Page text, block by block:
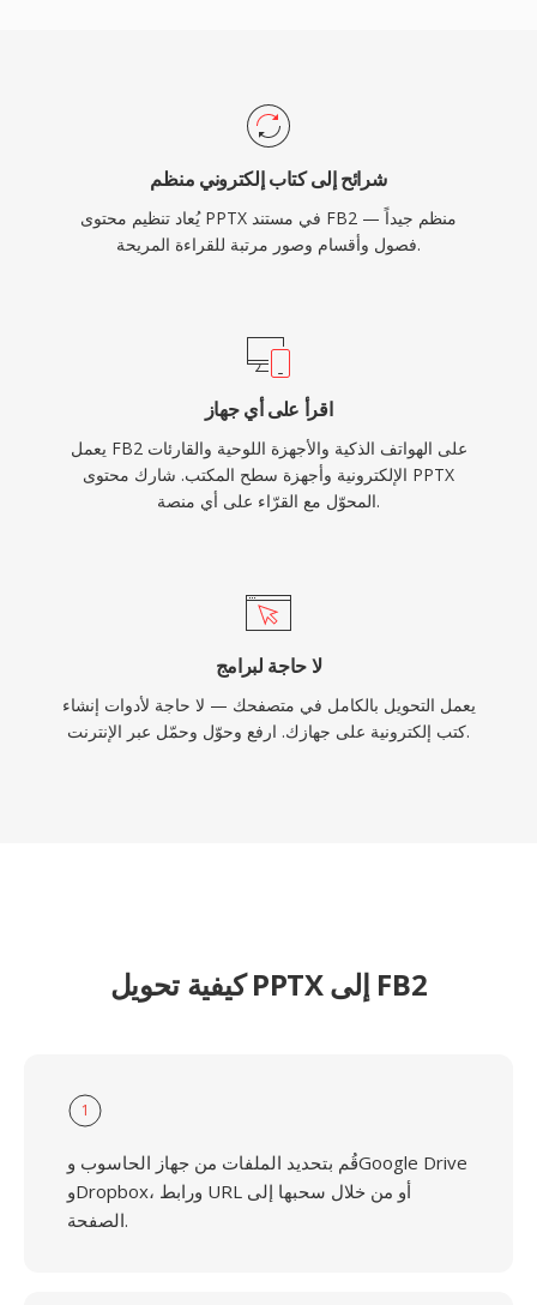
شرائح إلى كتاب إلكتروني منظم
يُعاد تنظيم محتوى PPTX في مستند FB2 منظم جيداً —
فصول وأقسام وصور مرتبة للقراءة المريحة.
اقرأ على أي جهاز
يعمل FB2 على الهواتف الذكية والأجهزة اللوحية والقارئات
الإلكترونية وأجهزة سطح المكتب. شارك محتوى PPTX
المحوّل مع القرّاء على أي منصة.
لا حاجة لبرامج
يعمل التحويل بالكامل في متصفحك — لا حاجة لأدوات إنشاء
كتب إلكترونية على جهازك. ارفع وحوّل وحمّل عبر الإنترنت.
كيفية تحويل PPTX إلى FB2
1
قُم بتحديد الملفات من جهاز الحاسوب وGoogle Drive
وDropbox، ورابط URL أو من خلال سحبها إلى
الصفحة.